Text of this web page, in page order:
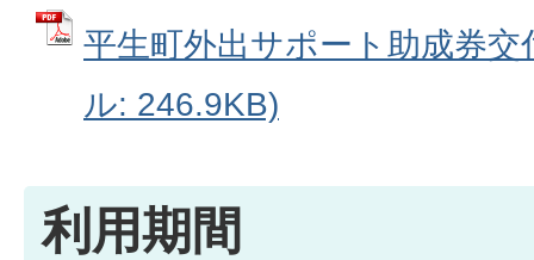
平生町外出サポート助成券
ル: 246.9KB)
利用期間